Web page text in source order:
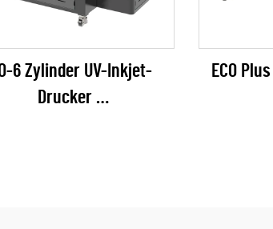
6 Zylinder UV-Inkjet-
Drucker
ECO